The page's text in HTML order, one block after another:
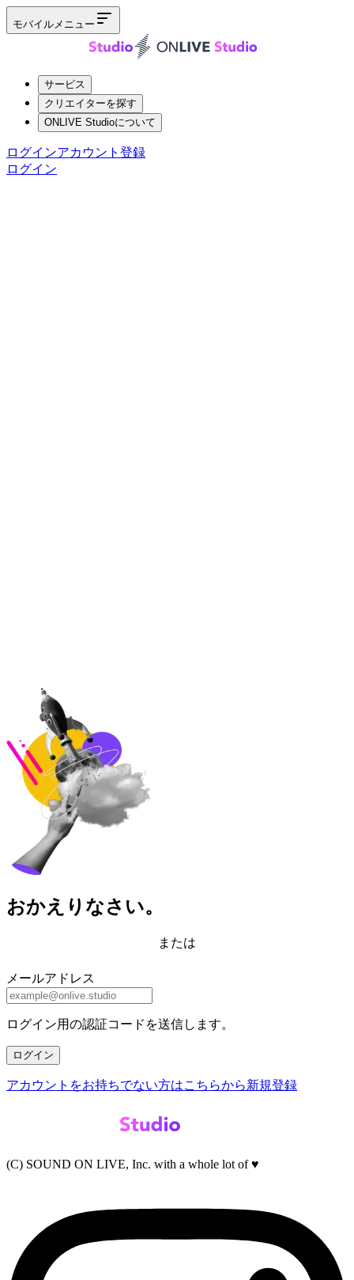
モバイルメニュー
サービス
クリエイターを探す
ONLIVE Studioについて
ログインアカウント登録
ログイン
おかえりなさい。
または
メールアドレス
ログイン用の認証コードを送信します。
ログイン
アカウントをお持ちでない方はこちらから新規登録
(C) SOUND ON LIVE, Inc. with a whole lot of ♥